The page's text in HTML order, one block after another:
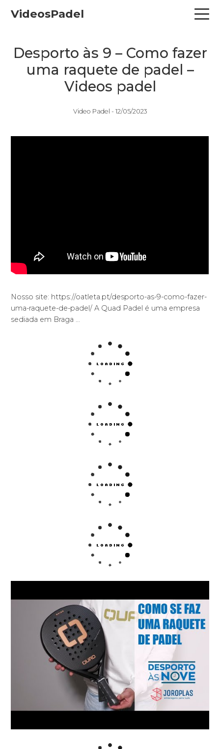
VideosPadel
Desporto às 9 – Como fazer
uma raquete de padel –
Videos padel
Video Padel - 12/05/2023
Nosso site: https://oatleta.pt/desporto-as-9-como-fazer-
uma-raquete-de-padel/ A Quad Padel é uma empresa
sediada em Braga …